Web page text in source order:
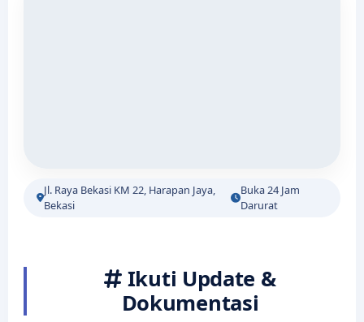
Jl. Raya Bekasi KM 22, Harapan Jaya,
Bekasi
Buka 24 Jam
Darurat
Ikuti Update &
Dokumentasi